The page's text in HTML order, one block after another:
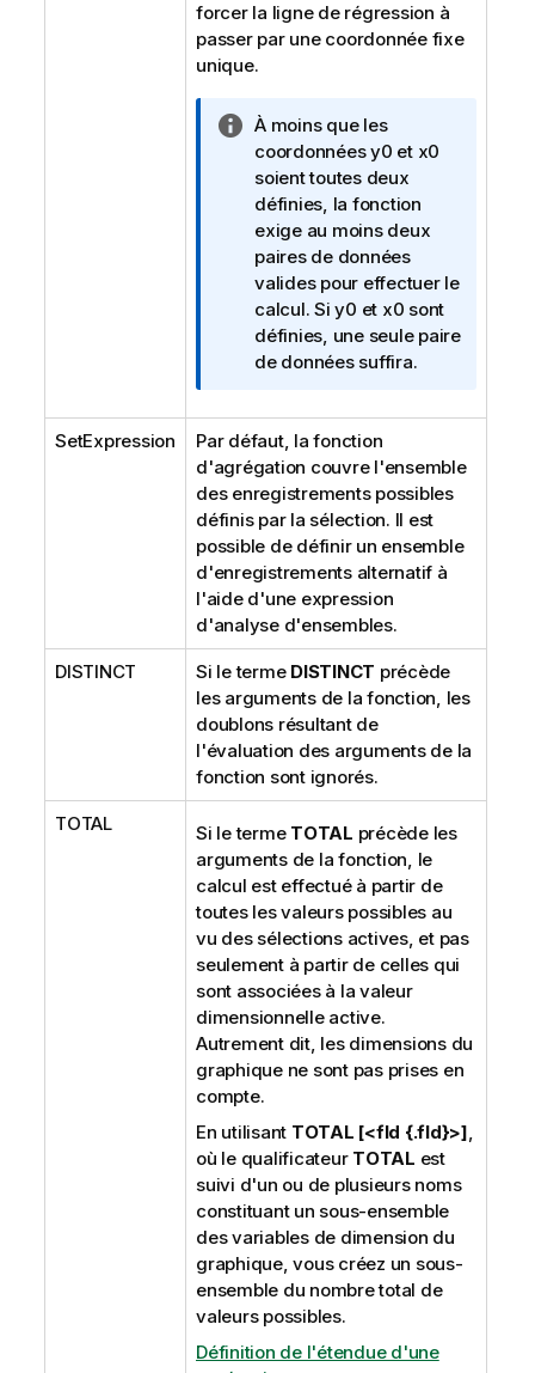
forcer la ligne de régression à
passer par une coordonnée fixe
unique.
N
o
t
e
I
n
f
o
r
m
t
i
o
n
s
À moins que les
coordonnéesy0 et x0
soient toutes deux
définies, la fonction
exige au moins deux
paires de données
valides pour effectuer le
calcul. Siy0 et x0 sont
définies, une seule paire
de données suffira.
SetExpression
Par défaut, la fonction
d'agrégation couvre l'ensemble
des enregistrements possibles
définis par la sélection. Il est
possible de définir un ensemble
d'enregistrements alternatif à
l'aide d'une expression
d'analyse d'ensembles.
DISTINCT Si le terme DISTINCT précède
les arguments de la fonction, les
doublons résultant de
l'évaluation des arguments de la
fonction sont ignorés.
TOTAL Si le terme TOTAL précède les
arguments de la fonction, le
calcul est effectué à partir de
toutes les valeurs possibles au
vu des sélections actives, et pas
seulement à partir de celles qui
sont associées à la valeur
dimensionnelle active.
Autrement dit, les dimensions du
graphique ne sont pas prises en
compte.
En utilisant TOTAL [<fld {.fld}>],
où le qualificateur TOTAL est
suivi d'un ou de plusieurs noms
constituant un sous-ensemble
des variables de dimension du
graphique, vous créez un sous-
ensemble du nombre total de
valeurs possibles.
Définition de l'étendue d'une